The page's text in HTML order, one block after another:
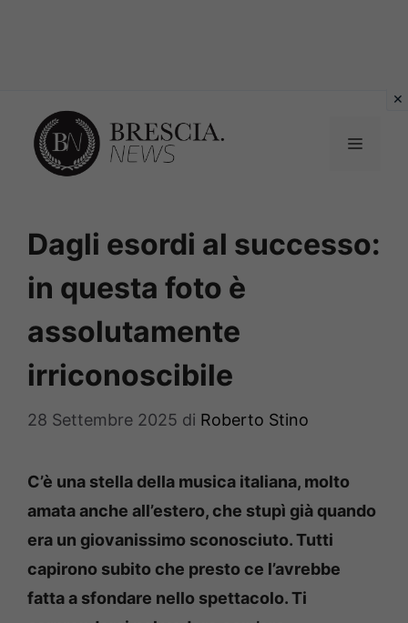
contenuto
MENU
Dagli esordi al successo:
in questa foto è
assolutamente
irriconoscibile
28 Settembre 2025 di Roberto Stino
C’è una stella della musica italiana, molto
amata anche all’estero, che stupì già quando
era un giovanissimo sconosciuto. Tutti
capirono subito che presto ce l’avrebbe
fatta a sfondare nello spettacolo. Ti